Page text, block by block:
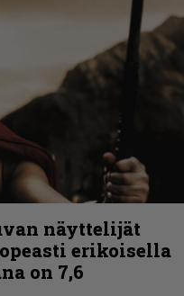
näyttelijät
erikoisella
on 7,6